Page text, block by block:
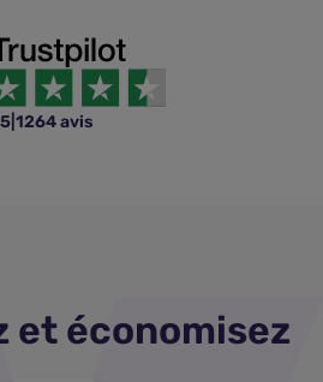
1264 avis
et économisez